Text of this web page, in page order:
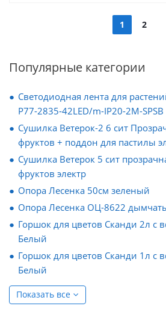
1 2
Популярные категории
Светодиодная лента для
P77-2835-42LED/m-IP20-2M-SPSB
Сушилка Ветерок-2 6 сит
фруктов + поддон для пастилы
Сушилка Ветерок 5 сит
фруктов электр
Опора Лесенка 50см зеленый
Опора Лесенка ОЦ-8622
Горшок для цветов Сканди 2л с
Белый
Горшок для цветов Сканди 1л с
Белый
Показать все